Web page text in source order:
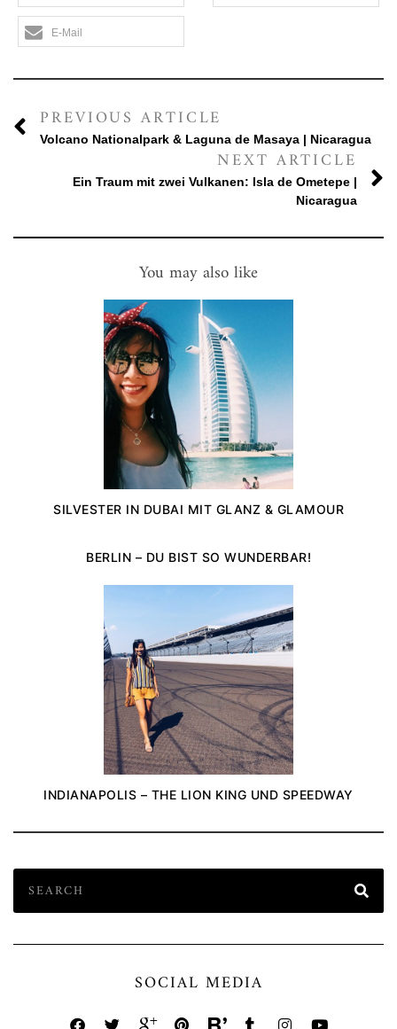
E-Mail
PREVIOUS ARTICLE
Volcano Nationalpark & Laguna de Masaya | Nicaragua
NEXT ARTICLE
Ein Traum mit zwei Vulkanen: Isla de Ometepe |
Nicaragua
You may also like
SILVESTER IN DUBAI MIT GLANZ & GLAMOUR
BERLIN – DU BIST SO WUNDERBAR!
INDIANAPOLIS – THE LION KING UND SPEEDWAY
SOCIAL MEDIA